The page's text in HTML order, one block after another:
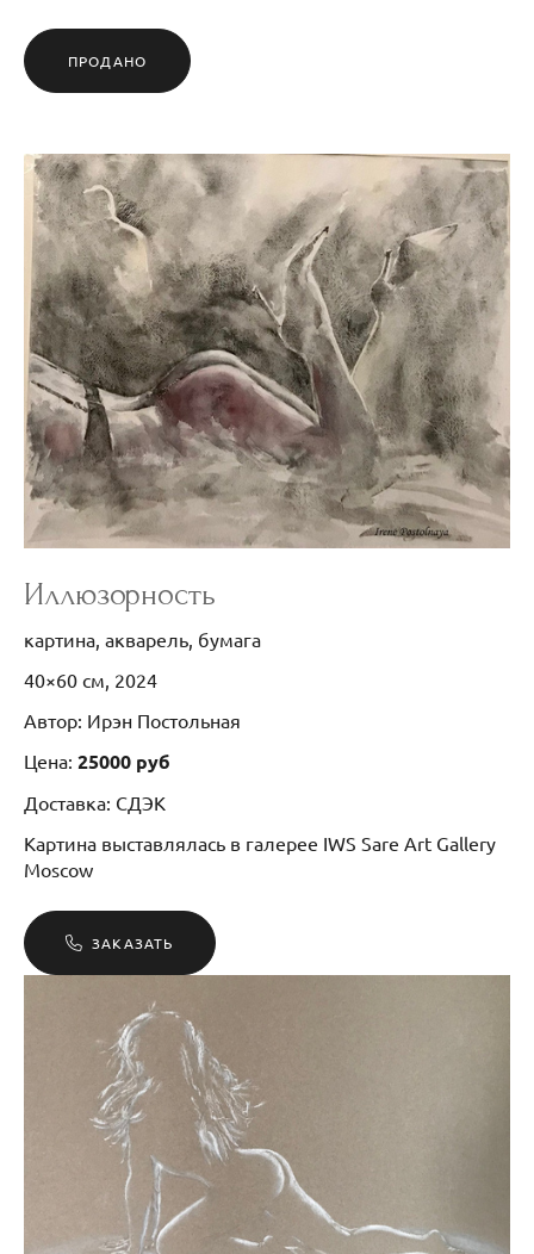
ПРОДАНО
Иллюзорность
картина, акварель, бумага
40×60 см, 2024
Автор: Ирэн Постольная
Цена: 25000 руб
Доставка: СДЭК
Картина выставлялась в галерее IWS Sare Art Gallery
Moscow
ЗАКАЗАТЬ